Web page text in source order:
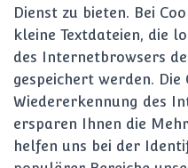
Dienst zu bieten. Bei
kleine Textdateien, die
des Internetbrowsers
gespeichert werden.
Wiedererkennung des
ersparen Ihnen die
helfen uns bei der